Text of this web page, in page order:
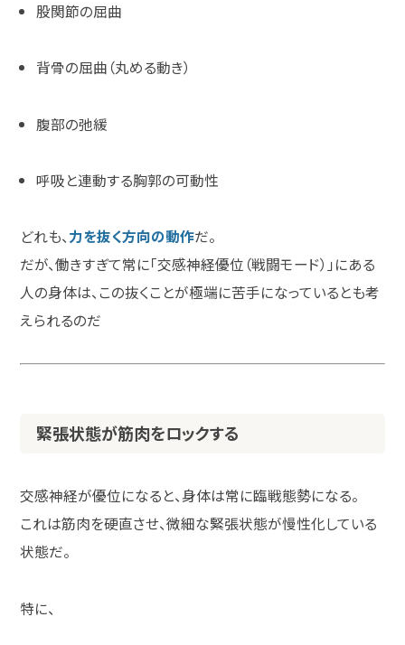
股関節の屈曲
背骨の屈曲（丸める動き）
腹部の弛緩
呼吸と連動する胸郭の可動性
どれも、力を抜く方向の動作だ。
だが、働きすぎて常に「交感神経優位（戦闘モード）」にある
人の身体は、この抜くことが極端に苦手になっているとも考
えられるのだ
緊張状態が筋肉をロックする
交感神経が優位になると、身体は常に臨戦態勢になる。
これは筋肉を硬直させ、微細な緊張状態が慢性化している
状態だ。
特に、